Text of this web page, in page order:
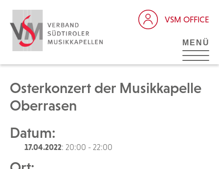
VSM OFFICE
MENÜ
Osterkonzert der Musikkapelle
Oberrasen
Datum:
17.04.2022: 20:00 - 22:00